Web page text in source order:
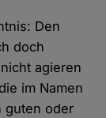
Den
doch
agieren
im Namen
guten oder